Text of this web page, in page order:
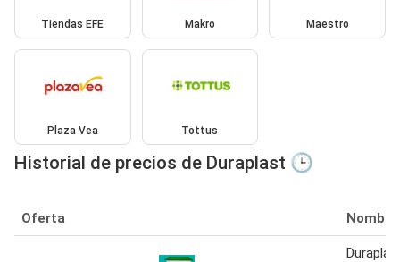
Tiendas EFE Makro Maestro
Plaza Vea Tottus
Historial de precios de Duraplast 🕒
Oferta Nombre